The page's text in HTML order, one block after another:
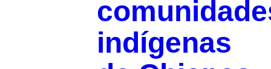
indígenas